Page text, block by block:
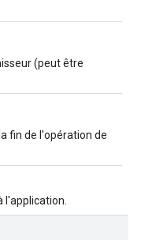
(peut être
fin de l'opération de
l'application.